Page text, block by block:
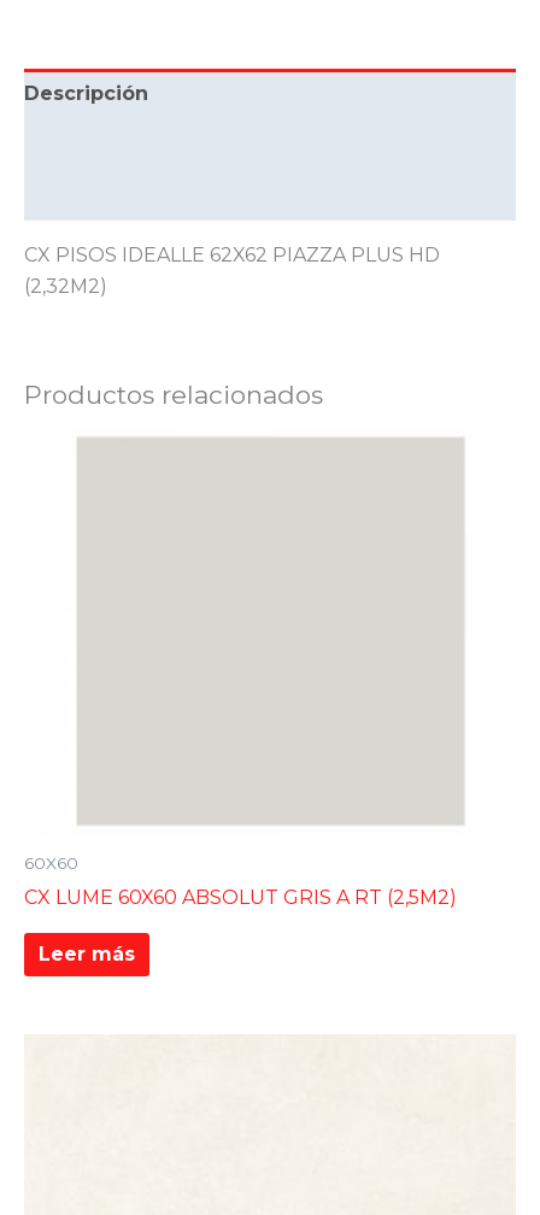
Descripción
CX PISOS IDEALLE 62X62 PIAZZA PLUS HD
(2,32M2)
Productos relacionados
60X60
CX LUME 60X60 ABSOLUT GRIS A RT (2,5M2)
Leer más